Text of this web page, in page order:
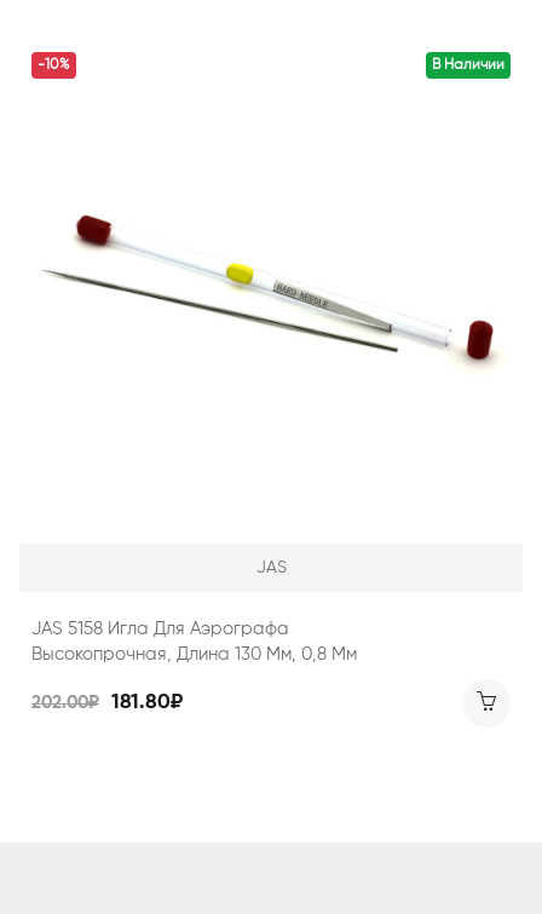
В Наличии
-10%
JAS
JAS 5158 Игла Для Аэрографа
Высокопрочная, Длина 130 Мм, 0,8 Мм
202.00₽ 181.80₽